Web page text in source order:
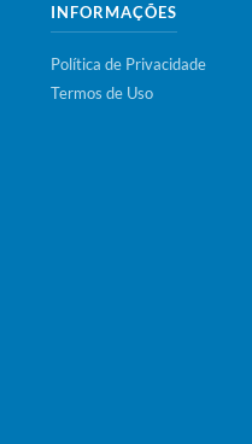
INFORMAÇÕES
Política de Privacidade
Termos de Uso